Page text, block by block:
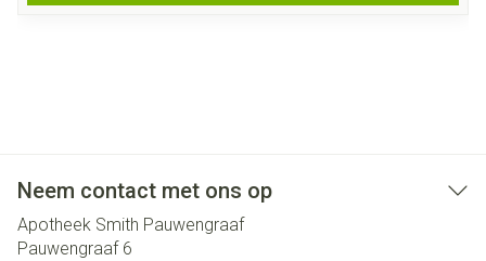
Neem contact met ons op
Apotheek Smith Pauwengraaf
Pauwengraaf 6